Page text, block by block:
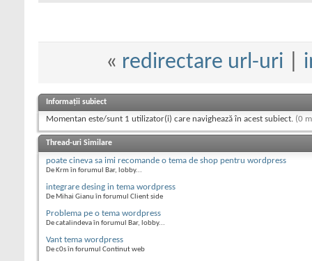
« redirectare url-uri
Informații subiect
Momentan este/sunt 1 utilizator(i) care navighează în acest subiect. (0
Thread-uri Similare
poate cineva sa imi recomande o tema de shop pentru wordpress
De Krm în forumul Bar, lobby...
integrare desing in tema wordpress
De Mihai Gianu în forumul Client side
Problema pe o tema wordpress
De catalindeva în forumul Bar, lobby...
Vant tema wordpress
De c0s în forumul Continut web